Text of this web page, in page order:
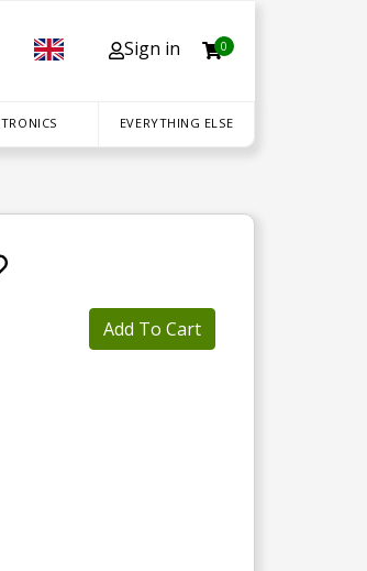
Sign in 0
EVERYTHING ELSE
Add To Cart